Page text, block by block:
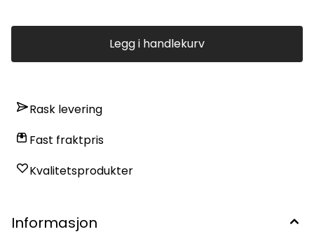
Legg i handlekurv
Rask levering
Fast fraktpris
Kvalitetsprodukter
Informasjon